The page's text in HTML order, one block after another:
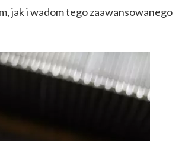
jak i wadom tego zaawansowanego